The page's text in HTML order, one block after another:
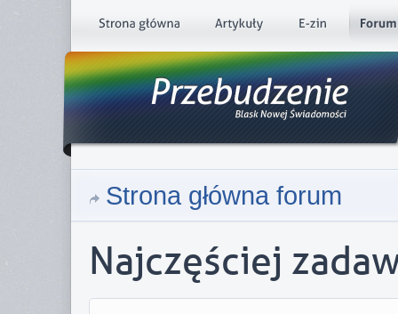
Strona główna forum
Najczęściej